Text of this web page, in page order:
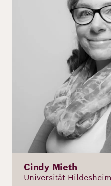
Cindy Mieth
Universität Hildesheim